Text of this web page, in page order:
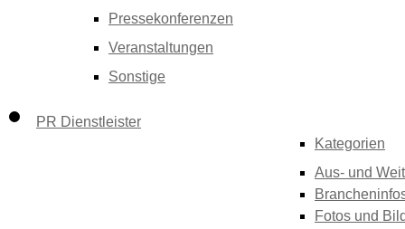
Pressekonferenzen
Veranstaltungen
Sonstige
PR Dienstleister
Kategorien
Aus- und
Fotos und